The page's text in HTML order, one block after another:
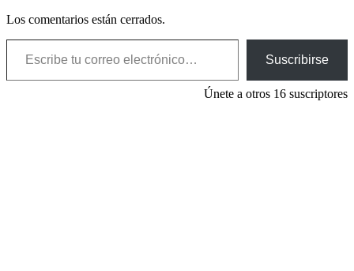
Los comentarios están cerrados.
Escribe tu correo electrónico…
Suscribirse
Únete a otros 16 suscriptores